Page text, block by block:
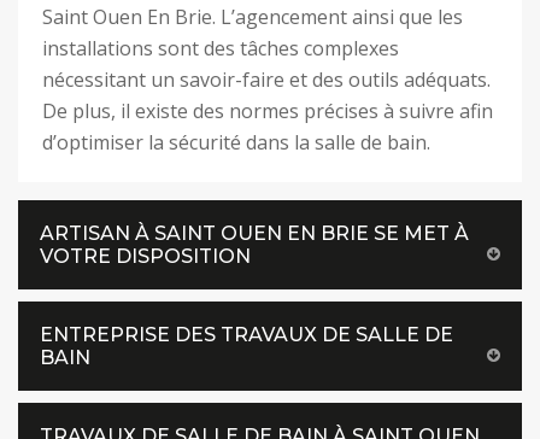
Saint Ouen En Brie. L’agencement ainsi que les
installations sont des tâches complexes
nécessitant un savoir-faire et des outils adéquats.
De plus, il existe des normes précises à suivre afin
d’optimiser la sécurité dans la salle de bain.
ARTISAN À SAINT OUEN EN BRIE SE MET À
VOTRE DISPOSITION
ENTREPRISE DES TRAVAUX DE SALLE DE
BAIN